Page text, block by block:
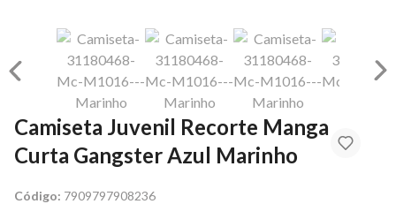
Camiseta Juvenil Recorte Manga
Curta Gangster Azul Marinho
Código: 7909797908236